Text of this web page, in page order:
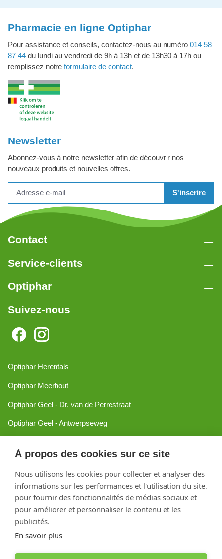
À propos des cookies sur ce site
Nous utilisons les cookies pour collecter et analyser des
informations sur les performances et l'utilisation du site,
pour fournir des fonctionnalités de médias sociaux et
pour améliorer et personnaliser le contenu et les
publicités.
En savoir plus
Pharmacie en ligne Optiphar
Pour assistance et conseils, contactez-nous au numéro 014 58
87 44 du lundi au vendredi de 9h à 13h et de 13h30 à 17h ou
remplissez notre formulaire de contact.
Newsletter
Abonnez-vous à notre newsletter afin de découvrir nos
nouveaux produits et nouvelles offres.
S'inscrire
Contact
Service-clients
Optiphar
Suivez-nous
Optiphar Herentals
Optiphar Meerhout
Optiphar Geel - Dr. van de Perrestraat
Optiphar Geel - Antwerpseweg
Optiphar Mol
Créé avec Shopware